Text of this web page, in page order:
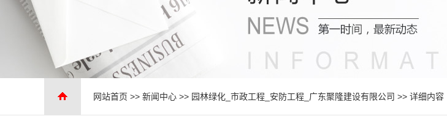
网站首页 >> 新闻中心 >> 园林绿化_市政工程_安防工程_广东聚隆建设有限公司 >> 详细内容